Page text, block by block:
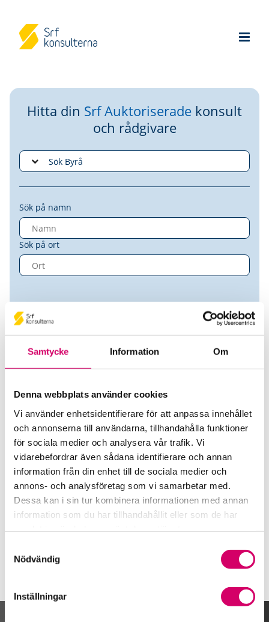
Samtycke Information Om
Denna webbplats använder cookies
Vi använder enhetsidentifierare för att anpassa innehållet
och annonserna till användarna, tillhandahålla funktioner
för sociala medier och analysera vår trafik. Vi
vidarebefordrar även sådana identifierare och annan
information från din enhet till de sociala medier och
annons- och analysföretag som vi samarbetar med.
Dessa kan i sin tur kombinera informationen med annan
information som du har tillhandahållit eller som de har
Nödvändig
Inställningar
Hitta din Srf Auktoriserade konsult
och rådgivare
Sök på namn
Sök på ort
Svetlana Ramstrong
Auktoriserad Redovisnings- och Lönekonsult
Framåt Affärsstöd i Norden AB
Årsta